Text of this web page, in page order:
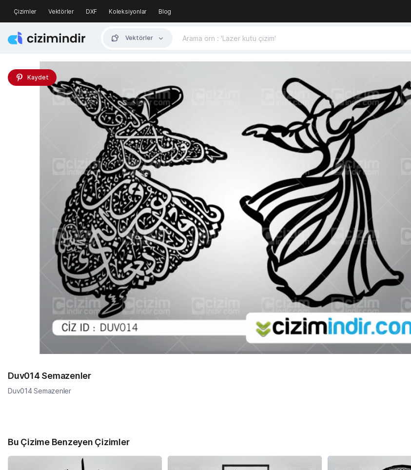
Çizimler Vektörler DXF Koleksiyonlar Blog
Vektörler
Kaydet
Duv014 Semazenler
Duv014 Semazenler
Bu Çizime Benzeyen Çizimler